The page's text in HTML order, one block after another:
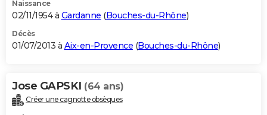
Naissance
02/11/1954 à Gardanne (Bouches-du-Rhône)
Décès
01/07/2013 à Aix-en-Provence (Bouches-du-Rhône)
Jose GAPSKI (64 ans)
Créer une cagnotte obsèques